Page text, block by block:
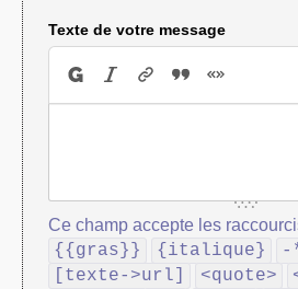
Texte de votre message
Ce champ accepte les
{{gras}} {italique}
-
[texte->url]
<quote>